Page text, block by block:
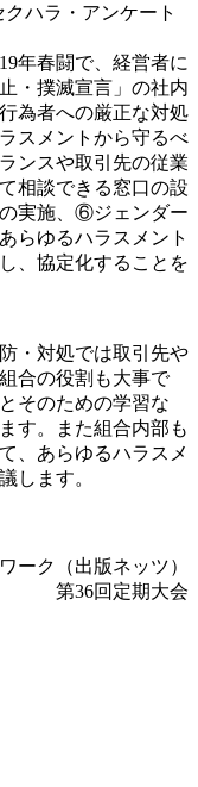
ハラ・アンケート
年春闘で、経営者に
・撲滅宣言」の社内
為者への厳正な対処
スメントから守るべ
ンスや取引先の従業
相談できる窓口の設
実施、⑥ジェンダー
らゆるハラスメント
、協定化することを
・対処では取引先や
合の役割も大事で
そのための学習な
す。また組合内部も
、あらゆるハラスメ
します。
ーク（出版ネッツ）
第36回定期大会